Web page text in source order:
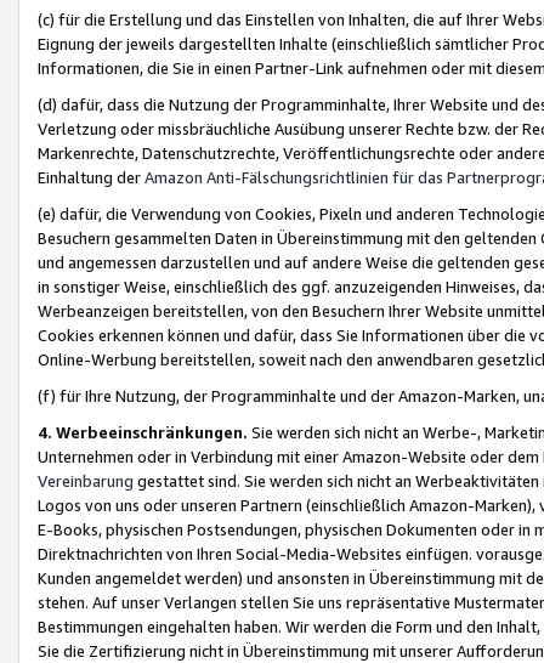
(c) für die Erstellung und das Einstellen von Inhalten, die auf Ihrer
Eignung der jeweils dargestellten Inhalte (einschließlich sämtlicher
Informationen, die Sie in einen Partner-Link aufnehmen oder mit
(d) dafür, dass die Nutzung der Programminhalte, Ihrer Website und
Verletzung oder missbräuchliche Ausübung unserer Rechte bzw. der
Markenrechte, Datenschutzrechte, Veröffentlichungsrechte oder
Einhaltung derAmazon Anti-Fälschungsrichtlinien für das
(e) dafür, die Verwendung von Cookies, Pixeln und anderen
Besuchern gesammelten Daten in Übereinstimmung mit den
und angemessen darzustellen und auf andere Weise die geltenden
in sonstiger Weise, einschließlich des ggf. anzuzeigenden Hinweises,
Werbeanzeigen bereitstellen, von den Besuchern Ihrer Website
Cookies erkennen können und dafür, dass Sie Informationen über die
Online-Werbung bereitstellen, soweit nach den anwendbaren
(f) für Ihre Nutzung, der Programminhalte und der Amazon-Marken,
4. Werbeeinschränkungen. Sie werden sich nicht an Werbe-,
Unternehmen oder in Verbindung mit einer Amazon-Website oder
Vereinbarung gestattet sind. Sie werden sich nicht an
Logos von uns oder unseren Partnern (einschließlich Amazon-
E-Books, physischen Postsendungen, physischen Dokumenten oder in
Direktnachrichten von Ihren Social-Media-Websites einfügen.
Kunden angemeldet werden) und ansonsten in Übereinstimmung mit
stehen. Auf unser Verlangen stellen Sie uns repräsentative
Bestimmungen eingehalten haben. Wir werden die Form und den
Sie die Zertifizierung nicht in Übereinstimmung mit unserer